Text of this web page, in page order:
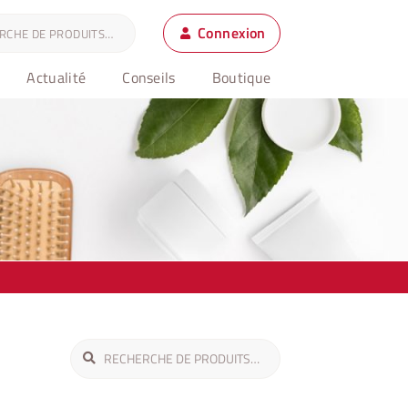
Connexion
Actualité Conseils Boutique
Recherche
pour :
Recherche